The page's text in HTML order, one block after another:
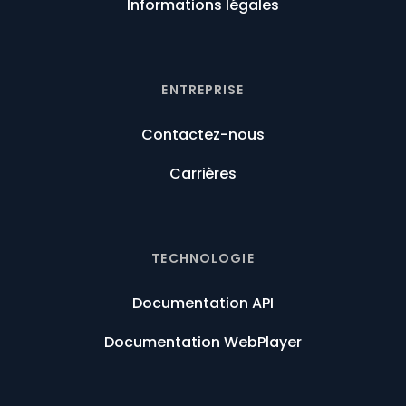
Informations légales
ENTREPRISE
Contactez-nous
Carrières
TECHNOLOGIE
Documentation API
Documentation WebPlayer